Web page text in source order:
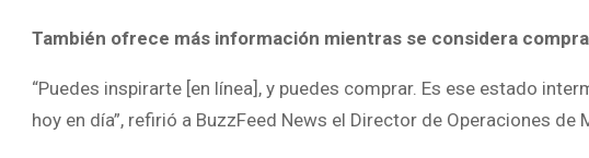
También ofrece más información mientras se considera
“Puedes inspirarte [en línea], y puedes comprar. Es ese estado
hoy en día”, refirió a BuzzFeed News el Director de Operaciones